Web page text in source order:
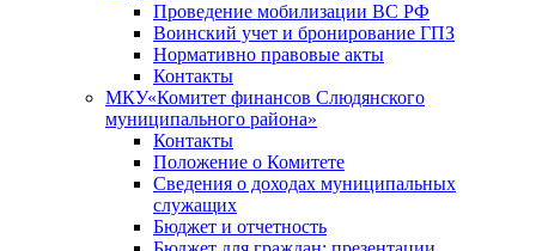
Проведение мобилизации ВС РФ
Воинский учет и бронирование ГПЗ
Нормативно правовые акты
Контакты
МКУ«Комитет финансов Слюдянского
муниципального района»
Контакты
Положение о Комитете
Сведения о доходах муниципальных
служащих
Бюджет и отчетность